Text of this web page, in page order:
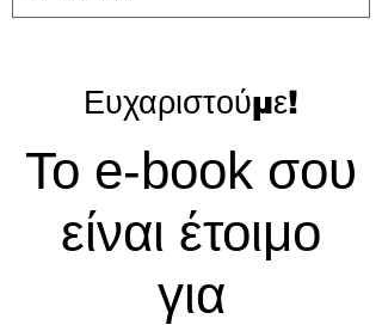
Ευχαριστούμε!
Το e-book σου
είναι έτοιμο
για